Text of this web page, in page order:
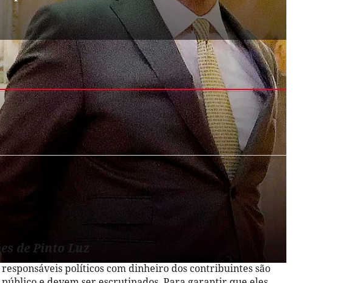
de Pinto Luz
responsáveis políticos com dinheiro dos contribuintes são